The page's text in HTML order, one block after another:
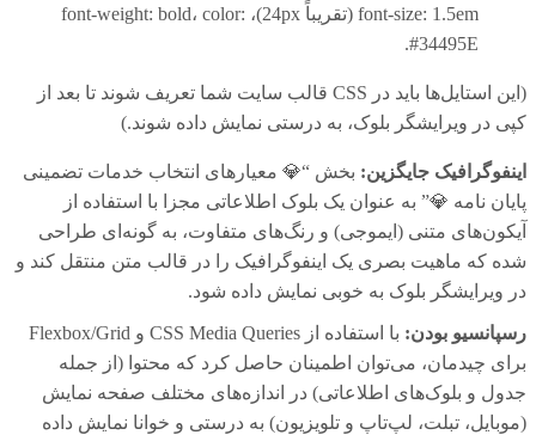
font-size: 1.5em (تقریباً 24px)، font-weight: bold، color:
#34495E.
(این استایل‌ها باید در CSS قالب سایت شما تعریف شوند تا بعد از
کپی در ویرایشگر بلوک، به درستی نمایش داده شوند.)
اینفوگرافیک جایگزین: بخش “💎 معیارهای انتخاب خدمات تضمینی
پایان نامه 💎” به عنوان یک بلوک اطلاعاتی مجزا با استفاده از
آیکون‌های متنی (ایموجی) و رنگ‌های متفاوت، به گونه‌ای طراحی
شده که ماهیت بصری یک اینفوگرافیک را در قالب متن منتقل کند و
در ویرایشگر بلوک به خوبی نمایش داده شود.
رسپانسیو بودن:
با استفاده از CSS Media Queries و Flexbox/Grid
برای چیدمان، می‌توان اطمینان حاصل کرد که محتوا (از جمله
جدول و بلوک‌های اطلاعاتی) در اندازه‌های مختلف صفحه نمایش
(موبایل، تبلت، لپ‌تاپ و تلویزیون) به درستی و خوانا نمایش داده